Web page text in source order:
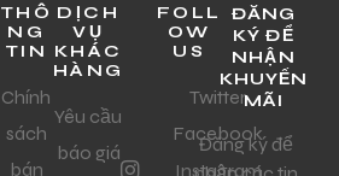
THÔ
NG
TIN
Chính
sách
bán
DỊCH
VỤ
KHÁC
HÀNG
Yêu cầu
báo giá
FOLL
OW
US
Twitter
Facebook
Instagram
ĐĂNG
KÝ ĐỂ
NHẬN
KHUYẾN
MÃI
Đăng ký để